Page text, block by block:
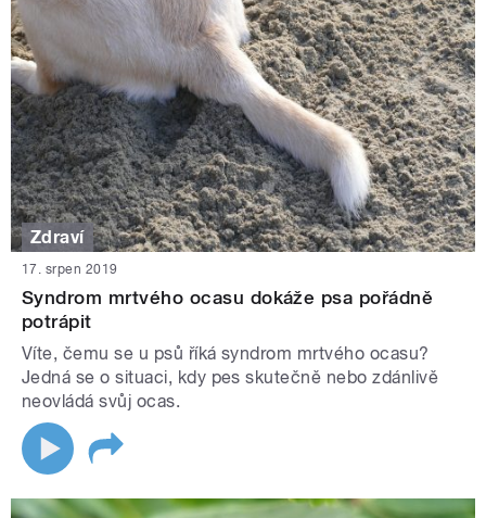
Zdraví
17. srpen 2019
Syndrom mrtvého ocasu dokáže psa pořádně
potrápit
Víte, čemu se u psů říká syndrom mrtvého ocasu?
Jedná se o situaci, kdy pes skutečně nebo zdánlivě
neovládá svůj ocas.